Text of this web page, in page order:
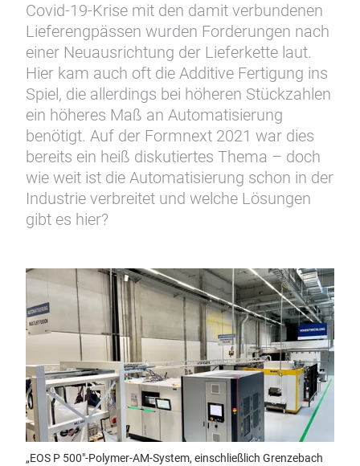
Covid-19-Krise mit den damit verbundenen
Lieferengpässen wurden Forderungen nach
einer Neuausrichtung der Lieferkette laut.
Hier kam auch oft die Additive Fertigung ins
Spiel, die allerdings bei höheren Stückzahlen
ein höheres Maß an Automatisierung
benötigt. Auf der Formnext 2021 war dies
bereits ein heiß diskutiertes Thema – doch
wie weit ist die Automatisierung schon in der
Industrie verbreitet und welche Lösungen
gibt es hier?
„EOS P 500"-Polymer-AM-System, einschließlich Grenzebach